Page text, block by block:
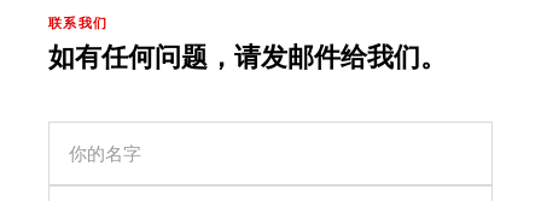
联系我们
如有任何问题，请发邮件给我们。